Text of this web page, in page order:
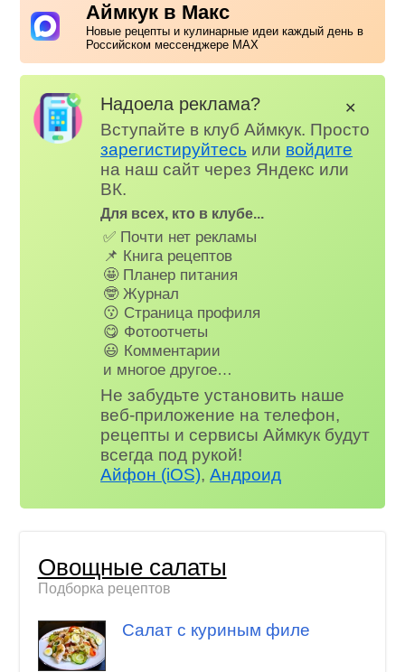
Аймкук в Макс
Новые рецепты и кулинарные идеи каждый день в
Российском мессенджере MAX
Надоела реклама?
Вступайте в клуб Аймкук. Просто
зарегистируйтесь или войдите
на наш сайт через Яндекс или
ВК.
Для всех, кто в клубе...
✅ Почти нет рекламы
📌 Книга рецептов
🤩 Планер питания
🤓 Журнал
😗 Страница профиля
😋 Фотоотчеты
😃 Комментарии
и многое другое…
Не забудьте установить наше
веб-приложение на телефон,
рецепты и сервисы Аймкук будут
всегда под рукой!
Айфон (iOS),Андроид
✕
Овощные салаты
Подборка рецептов
Салат с куриным филе